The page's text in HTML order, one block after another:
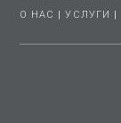
О НАС |УСЛУГИ |